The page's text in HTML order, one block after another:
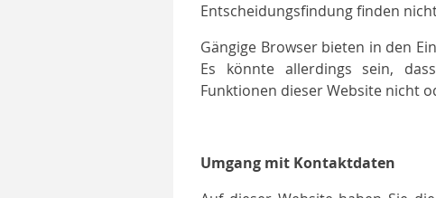
Entscheidungsfindung finden
Gängige Browser bieten in den
Es könnte allerdings sein,
Funktionen dieser Website nicht
Umgang mit Kontaktdaten